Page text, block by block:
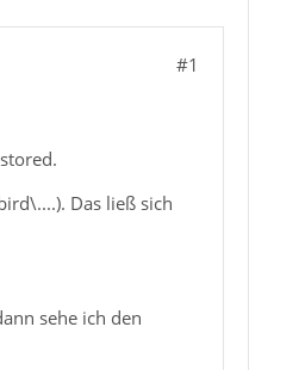
#1
Das ließ sich
sehe ich den